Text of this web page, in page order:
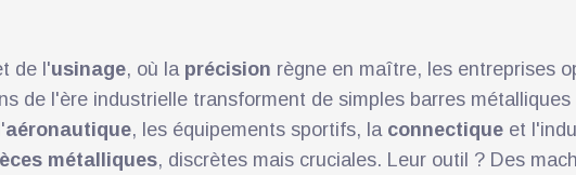
de l'usinage, où la précision règne en maître, les entreprises
de l'ère industrielle transforment de simples barres métalliques
aéronautique, les équipements sportifs, la connectique et
métalliques, discrètes mais cruciales. Leur outil ? Des